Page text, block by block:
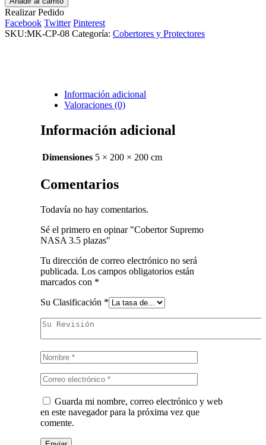
NASA
3.5
plazas
cantidad
Realizar Pedido
Facebook Twitter Pinterest
SKU:MK-CP-08 Categoría: Cobertores y Protectores
Información adicional
Valoraciones (0)
Información adicional
Dimensiones 5 × 200 × 200 cm
Comentarios
Todavía no hay comentarios.
Sé el primero en opinar "Cobertor Supremo
NASA 3.5 plazas"
Tu dirección de correo electrónico no será
publicada. Los campos obligatorios están
marcados con *
Su Clasificación *
Guarda mi nombre, correo electrónico y web
en este navegador para la próxima vez que
comente.